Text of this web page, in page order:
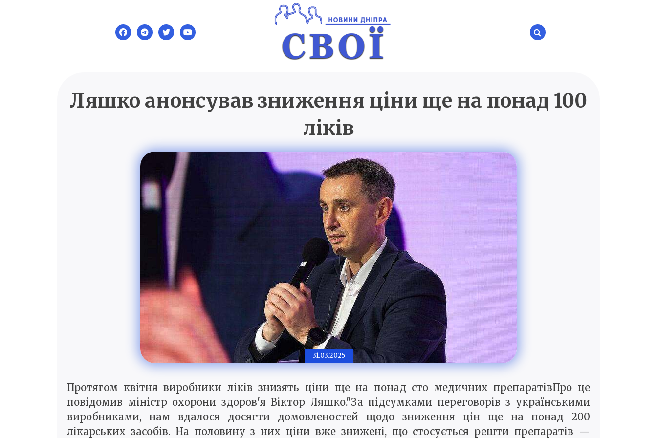
SVOI.DP.UA
Новини Дніпра
Ляшко анонсував зниження ціни ще на понад 100
ліків
31.03.2025
Протягом квітня виробники ліків знизять ціни ще на понад сто медичних препаратівПро це
повідомив міністр охорони здоров'я Віктор Ляшко."За підсумками переговорів з українськими
виробниками, нам вдалося досягти домовленостей щодо зниження цін ще на понад 200
лікарських засобів. На половину з них ціни вже знижені, що стосується решти препаратів —